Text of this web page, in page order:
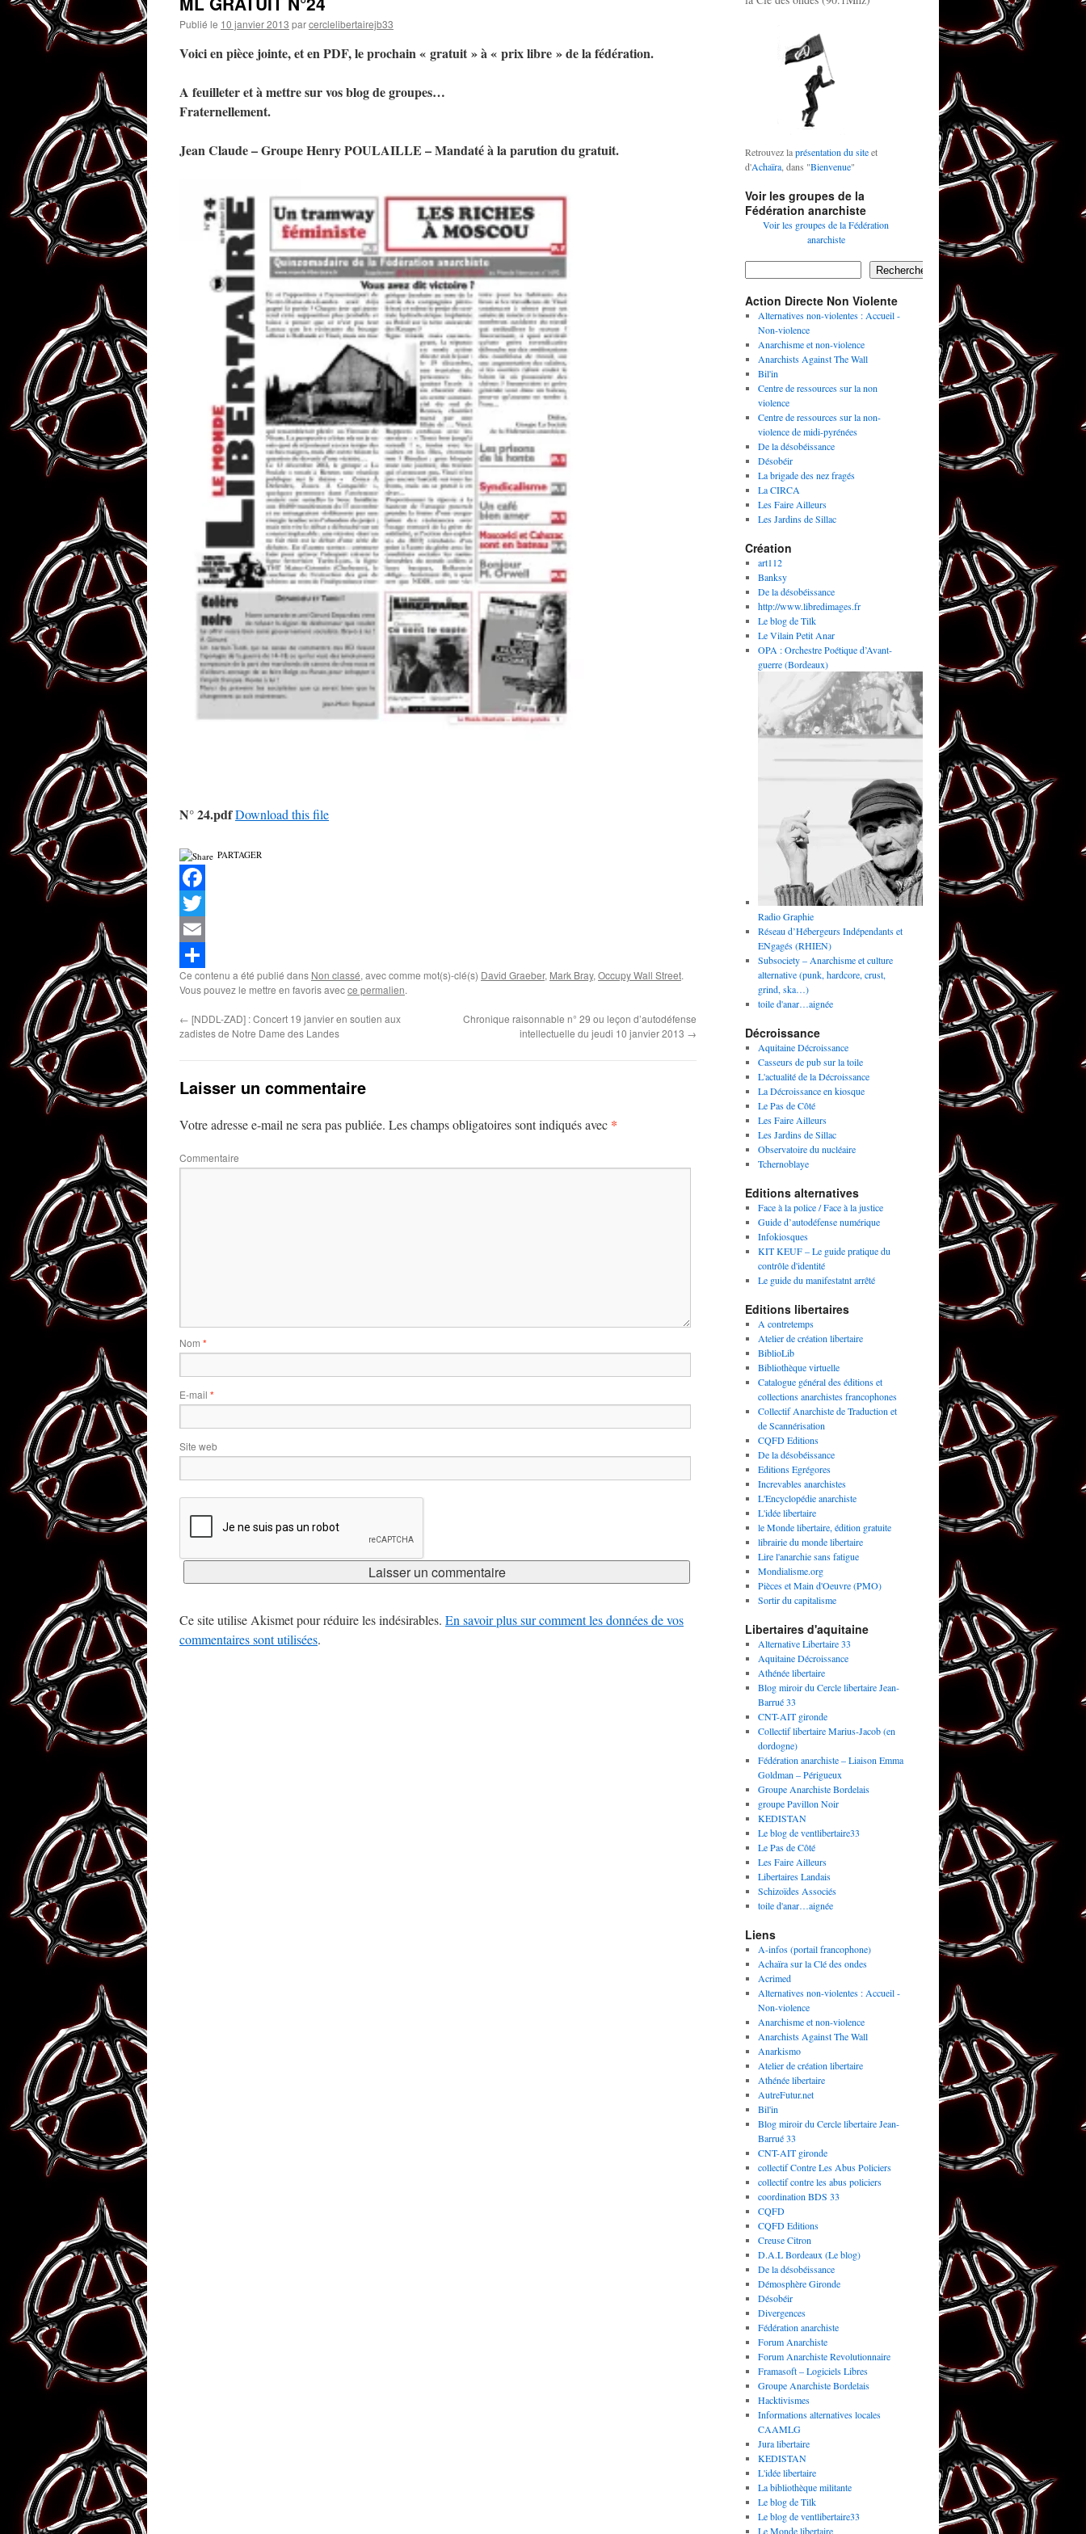
Publié le 10 janvier 2013 parcerclelibertairejb33
Voici en pièce jointe, et en PDF, le prochain « gratuit » à « prix libre » de la fédération.
A feuilleter et à mettre sur vos blog de groupes…
Fraternellement.
Jean Claude – Groupe Henry POULAILLE – Mandaté à la parution du gratuit.
N° 24.pdfDownload this file
PARTAGER
Facebook
Twitter
Email
Partager
Ce contenu a été publié dans Non classé, avec comme mot(s)-clé(s) David Graeber, Mark Bray, Occupy Wall Street.
Vous pouvez le mettre en favoris avecce permalien.
← [NDDL-ZAD] : Concert 19 janvier en soutien aux
zadistes de Notre Dame des Landes
Chronique raisonnable n° 29 ou leçon d’autodéfense
intellectuelle du jeudi 10 janvier 2013 →
Laisser un commentaire
Votre adresse e-mail ne sera pas publiée. Les champs obligatoires sont indiqués avec *
Commentaire
Nom *
E-mail *
Site web
Ce site utilise Akismet pour réduire les indésirables. En savoir plus sur comment les données de vos
commentaires sont utilisées.
Retrouvez laprésentation du siteet
d'Achaïra , dans "Bienvenue"
Voir les groupes de la
Fédération anarchiste
Voir les groupes de la Fédération
anarchiste
Rechercher
Action Directe Non Violente
Alternatives non-violentes : Accueil -
Non-violence
Anarchisme et non-violence
Anarchists Against The Wall
Bil'in
Centre de ressources sur la non
violence
Centre de ressources sur la non-
violence de midi-pyrénées
De la désobéissance
Désobéir
La brigade des nez fragés
La CIRCA
Les Faire Ailleurs
Les Jardins de Sillac
Création
art112
Banksy
De la désobéissance
http://www.libredimages.fr
Le blog de Tilk
Le Vilain Petit Anar
OPA : Orchestre Poétique d’Avant-
guerre (Bordeaux)
Radio Graphie
Réseau d’Hébergeurs Indépendants et
ENgagés (RHIEN)
Subsociety – Anarchisme et culture
alternative (punk, hardcore, crust,
grind, ska…)
toile d'anar…aignée
Décroissance
Aquitaine Décroissance
Casseurs de pub sur la toile
L'actualité de la Décroissance
La Décroissance en kiosque
Le Pas de Côté
Les Faire Ailleurs
Les Jardins de Sillac
Observatoire du nucléaire
Tchernoblaye
Editions alternatives
Face à la police / Face à la justice
Guide d’autodéfense numérique
Infokiosques
KIT KEUF – Le guide pratique du
contrôle d'identité
Le guide du manifestatnt arrêté
Editions libertaires
A contretemps
Atelier de création libertaire
BiblioLib
Bibliothèque virtuelle
Catalogue général des éditions et
collections anarchistes francophones
Collectif Anarchiste de Traduction et
de Scannérisation
CQFD Editions
De la désobéissance
Editions Egrégores
Increvables anarchistes
L'Encyclopédie anarchiste
L'idée libertaire
le Monde libertaire, édition gratuite
librairie du monde libertaire
Lire l'anarchie sans fatigue
Mondialisme.org
Pièces et Main d'Oeuvre (PMO)
Sortir du capitalisme
Libertaires d'aquitaine
Alternative Libertaire 33
Aquitaine Décroissance
Athénée libertaire
Blog miroir du Cercle libertaire Jean-
Barrué 33
CNT-AIT gironde
Collectif libertaire Marius-Jacob (en
dordogne)
Fédération anarchiste – Liaison Emma
Goldman – Périgueux
Groupe Anarchiste Bordelais
groupe Pavillon Noir
KEDISTAN
Le blog de ventlibertaire33
Le Pas de Côté
Les Faire Ailleurs
Libertaires Landais
Schizoïdes Associés
toile d'anar…aignée
Liens
A-infos (portail francophone)
Achaïra sur la Clé des ondes
Acrimed
Alternatives non-violentes : Accueil -
Non-violence
Anarchisme et non-violence
Anarchists Against The Wall
Anarkismo
Atelier de création libertaire
Athénée libertaire
AutreFutur.net
Bil'in
Blog miroir du Cercle libertaire Jean-
Barrué 33
CNT-AIT gironde
collectif Contre Les Abus Policiers
collectif contre les abus policiers
coordination BDS 33
CQFD
CQFD Editions
Creuse Citron
D.A.L Bordeaux (Le blog)
De la désobéissance
Démosphère Gironde
Désobéir
Divergences
Fédération anarchiste
Forum Anarchiste
Forum Anarchiste Revolutionnaire
Framasoft – Logiciels Libres
Groupe Anarchiste Bordelais
Hacktivismes
Informations alternatives locales
CAAMLG
Jura libertaire
KEDISTAN
L'idée libertaire
La bibliothèque militante
Le blog de Tilk
Le blog de ventlibertaire33
Le Monde libertaire